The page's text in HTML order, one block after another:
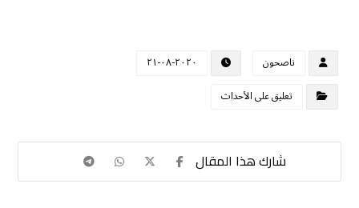
ناصحون
٢٠٢٠-٠٨-٢١
تعليق على الأحداث